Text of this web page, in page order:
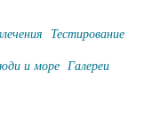
Тестирование
и море Галереи